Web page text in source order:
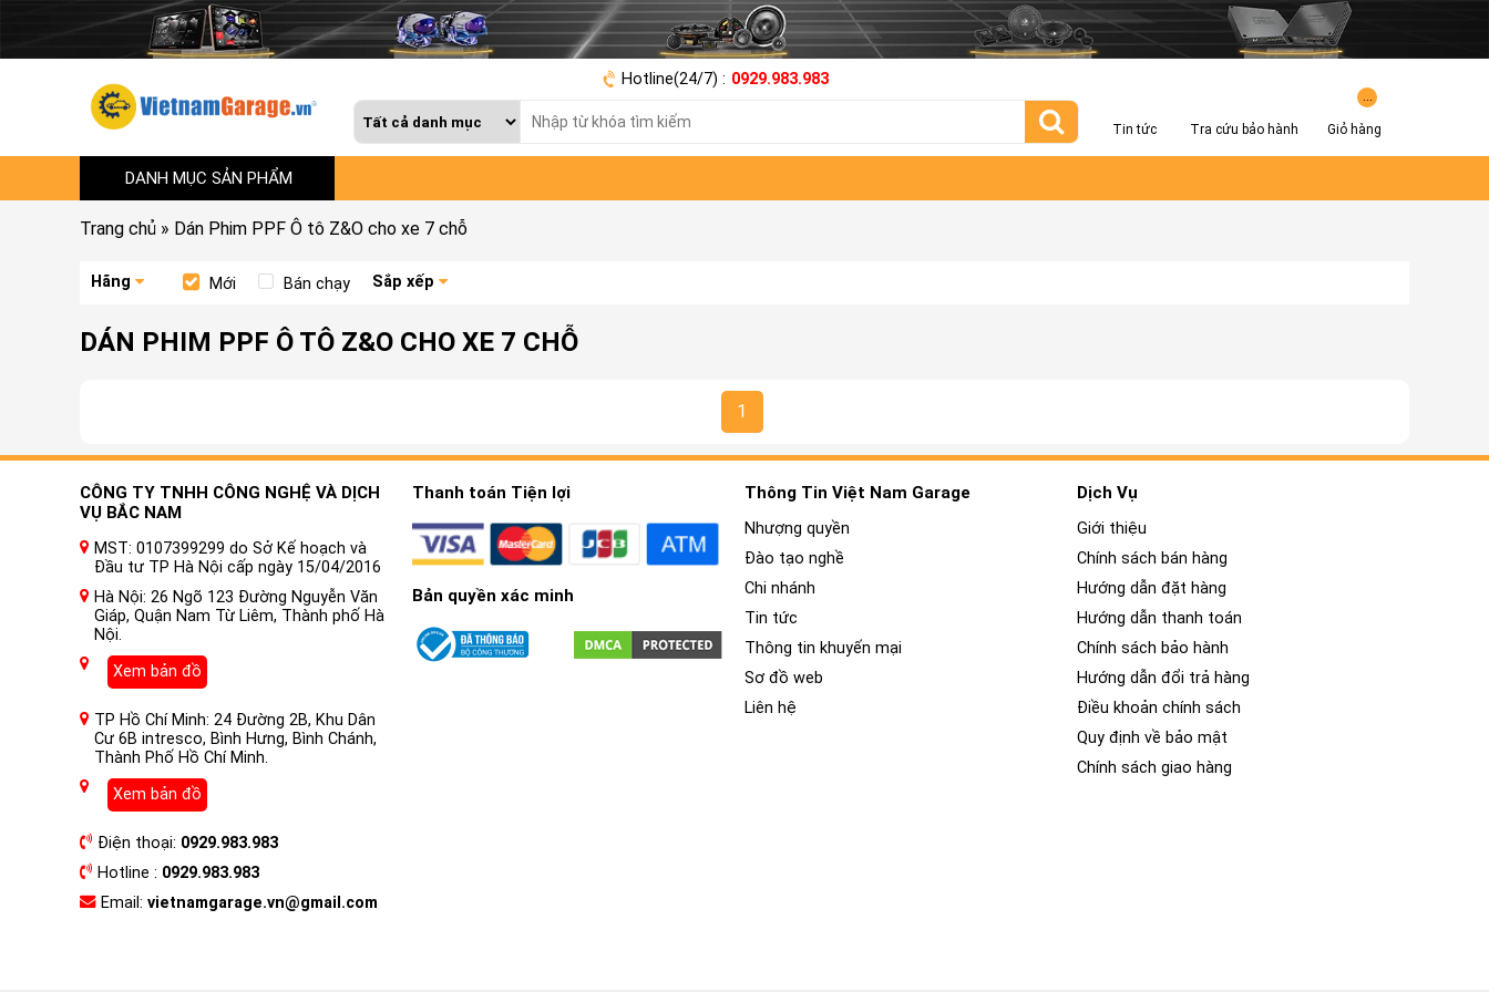
Hotline(24/7) : 0929.983.983
Tin tức Tra cứu bảo hành Giỏ hàng
DANH MỤC SẢN PHẨM
Trang chủ » Dán Phim PPF Ô tô Z&O cho xe 7 chỗ
Hãng Mới Bán chạy Sắp xếp
DÁN PHIM PPF Ô TÔ Z&O CHO XE 7 CHỖ
1
CÔNG TY TNHH CÔNG NGHỆ VÀ DỊCH
VỤ BẮC NAM
MST: 0107399299 do Sở Kế hoạch và
Đầu tư TP Hà Nội cấp ngày 15/04/2016
Hà Nội: 26 Ngõ 123 Đường Nguyễn Văn
Giáp, Quận Nam Từ Liêm, Thành phố Hà
Nội.
Xem bản đồ
TP Hồ Chí Minh: 24 Đường 2B, Khu Dân
Cư 6B intresco, Bình Hưng, Bình Chánh,
Thành Phố Hồ Chí Minh.
Xem bản đồ
Điện thoại: 0929.983.983
Hotline : 0929.983.983
Email: vietnamgarage.vn@gmail.com
Thanh toán Tiện lợi
Bản quyền xác minh
Thông Tin Việt Nam Garage
Nhượng quyền
Đào tạo nghề
Chi nhánh
Tin tức
Thông tin khuyến mại
Sơ đồ web
Liên hệ
Dịch Vụ
Giới thiệu
Chính sách bán hàng
Hướng dẫn đặt hàng
Hướng dẫn thanh toán
Chính sách bảo hành
Hướng dẫn đổi trả hàng
Điều khoản chính sách
Quy định về bảo mật
Chính sách giao hàng